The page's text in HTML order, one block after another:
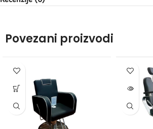
Povezani proizvodi